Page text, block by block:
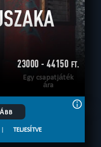
23000 - 44150 FT.
Egy csapatjáték
ára
| TELJESÍTVE